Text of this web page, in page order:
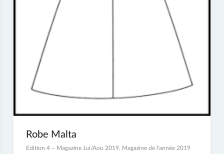
Robe Malta
13
Edition 4 – Magazine Jui/Aou 2019 Magazine de l'année 2019